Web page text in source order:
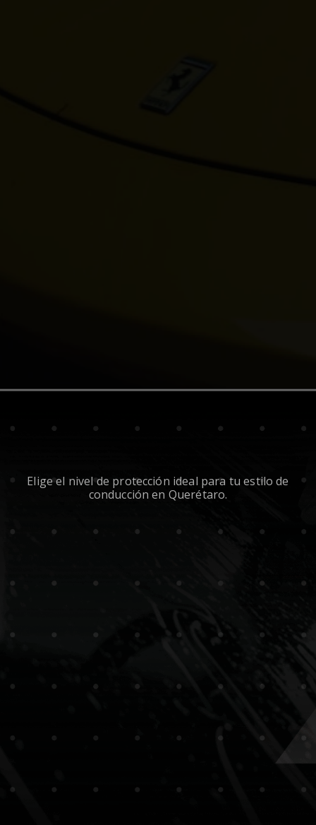
Elige el nivel de protección ideal para tu estilo de
conducción en Querétaro.
Frente Parcial
Área de impacto en espejos laterales
Defensa delantera
Faros